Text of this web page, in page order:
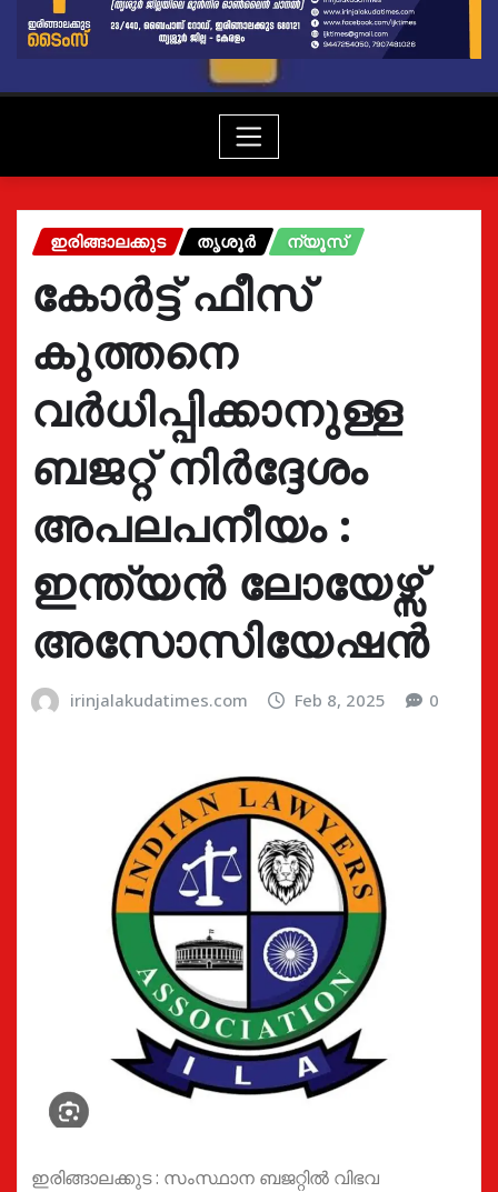
ഇരിങ്ങാലക്കുട തൃശൂർ ന്യൂസ്
കോർട്ട് ഫീസ്
കുത്തനെ
വർധിപ്പിക്കാനുള്ള
ബജറ്റ് നിർദ്ദേശം
അപലപനീയം :
ഇന്ത്യൻ ലോയേഴ്സ്
അസോസിയേഷൻ
irinjalakudatimes.com Feb 8, 2025 0
ഇരിങ്ങാലക്കുട : സംസ്ഥാന ബജറ്റിൽ വിഭവ